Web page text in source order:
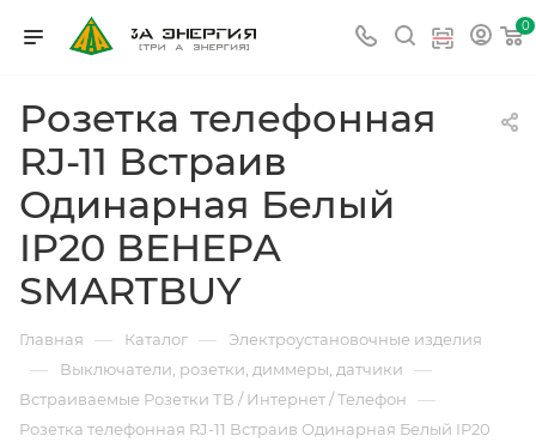
0
Розетка телефонная
RJ-11 Встраив
Одинарная Белый
IP20 ВЕНЕРА
SMARTBUY
Главная — Каталог — Электроустановочные изделия
— Выключатели, розетки, диммеры, датчики —
Встраиваемые Розетки ТВ / Интернет / Телефон —
Розетка телефонная RJ-11 Встраив Одинарная Белый IP20